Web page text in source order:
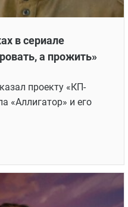
в сериале
а прожить»
проекту «КП-
«Аллигатор» и его